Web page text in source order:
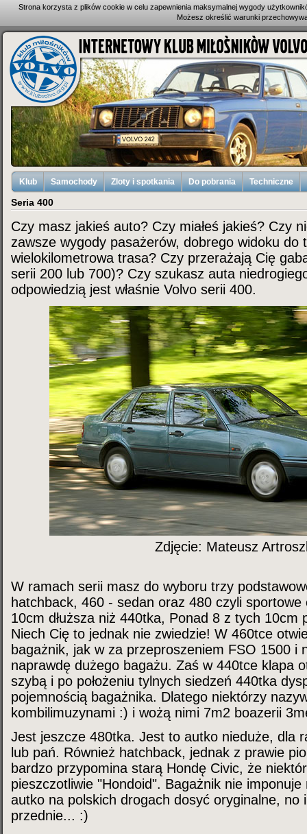
Strona korzysta z plików cookie w celu zapewnienia maksymalnej wygody
Możesz określić warunki
Klub Samochody Zloty i spotkania Do pobrania Techniczne
Seria 400
Czy masz jakieś auto? Czy miałeś jakieś? Czy
zawsze wygody pasażerów, dobrego widoku do
wielokilometrowa trasa? Czy przerażają Cię
serii 200 lub 700)? Czy szukasz auta
odpowiedzią jest właśnie Volvo serii 400.
Zdjęcie: Mateusz
W ramach serii masz do wyboru trzy
hatchback, 460 - sedan oraz 480 czyli
10cm dłuższa niż 440tka, Ponad 8 z tych 10cm
Niech Cię to jednak nie zwiedzie! W 460tce
bagażnik, jak w za przeproszeniem FSO 1500 i
naprawdę dużego bagażu. Zaś w 440tce klapa
szybą i po położeniu tylnych siedzeń 440tka
pojemnością bagażnika. Dlatego niektórzy
kombilimuzynami :) i wożą nimi 7m2 boazerii
Jest jeszcze 480tka. Jest to autko nieduże, dla
lub pań. Również hatchback, jednak z prawie
bardzo przypomina starą Hondę Civic, że
pieszczotliwie "Hondoid". Bagażnik nie
autko na polskich drogach dosyć oryginalne, no
przednie... :)